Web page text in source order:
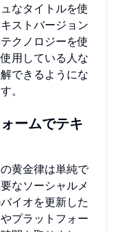
なタイトルを使
ストバージョン
クノロジーを使
用している人な
できるようにな
。
ームでテキ
黄金律は単純で
なソーシャルメ
イオを更新した
プラットフォー